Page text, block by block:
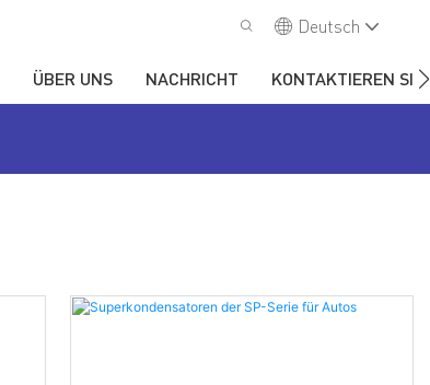
Deutsch
ÜBER UNS NACHRICHT KONTAKTIEREN SIE